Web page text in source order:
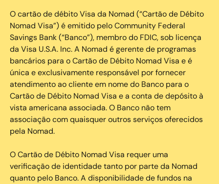
O cartão de débito Visa da Nomad (“Cartão de Débito
Nomad Visa”) é emitido pelo Community Federal
Savings Bank (“Banco”), membro do FDIC, sob licença
da Visa U.S.A. Inc. A Nomad é gerente de programas
bancários para o Cartão de Débito Nomad Visa e é
única e exclusivamente responsável por fornecer
atendimento ao cliente em nome do Banco para o
Cartão de Débito Nomad Visa e a conta de depósito à
vista americana associada. O Banco não tem
associação com quaisquer outros serviços oferecidos
pela Nomad.
O Cartão de Débito Nomad Visa requer uma
verificação de identidade tanto por parte da Nomad
quanto pelo Banco. A disponibilidade de fundos na